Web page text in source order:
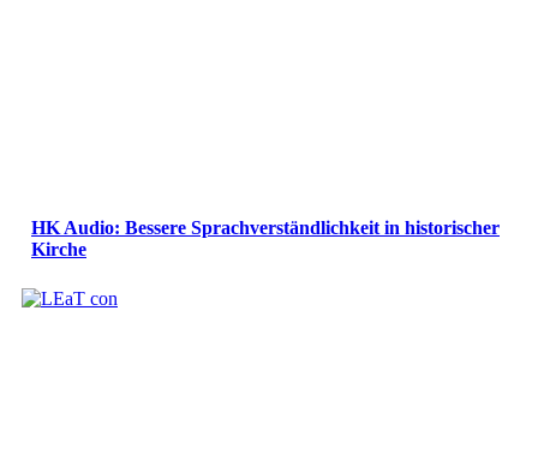
HK Audio: Bessere Sprachverständlichkeit in historischer
Kirche